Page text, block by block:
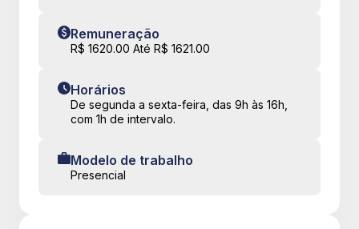
Remuneração
R$ 1620.00 Até R$ 1621.00
Horários
De segunda a sexta-feira, das 9h às 16h,
com 1h de intervalo.
Modelo de trabalho
Presencial